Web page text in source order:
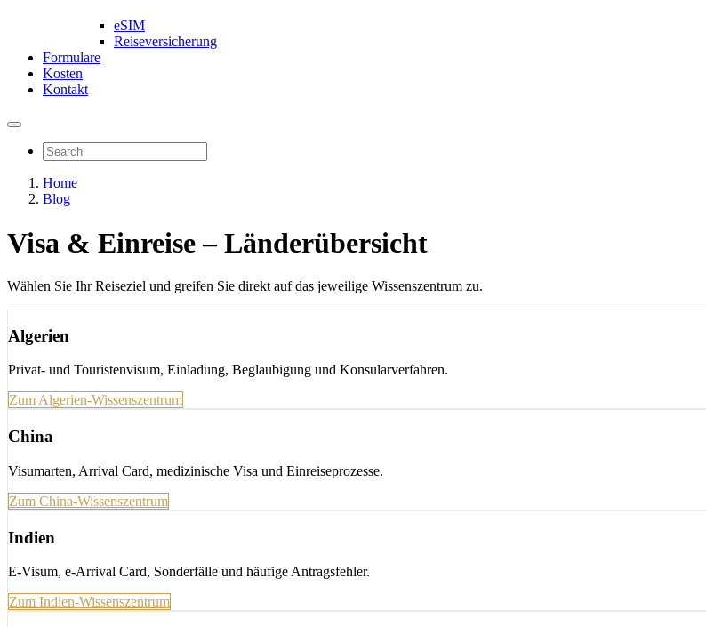
eSIM
Reiseversicherung
Formulare
Kosten
Kontakt
Home
Blog
Visa & Einreise – Länderübersicht
Wählen Sie Ihr Reiseziel und greifen Sie direkt auf das jeweilige Wissenszentrum zu.
Algerien
Privat- und Touristenvisum, Einladung, Beglaubigung und Konsularverfahren.
Zum Algerien-Wissenszentrum
China
Visumarten, Arrival Card, medizinische Visa und Einreiseprozesse.
Zum China-Wissenszentrum
Indien
E-Visum, e-Arrival Card, Sonderfälle und häufige Antragsfehler.
Zum Indien-Wissenszentrum